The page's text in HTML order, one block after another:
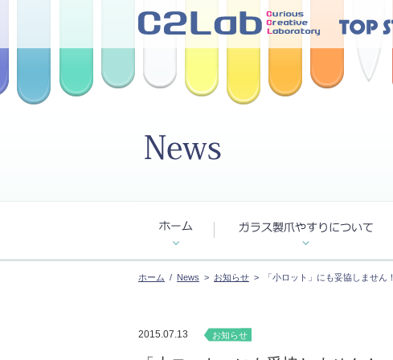
ホーム / News > お知らせ > 「小ロット」にも妥協しません！
2015.07.13 お知らせ